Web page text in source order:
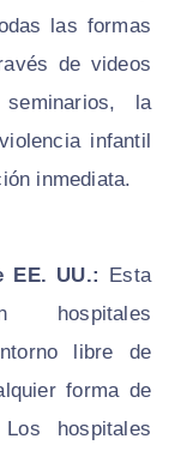
las formas
de videos
la
infantil
inmediata.
EE. UU.: Esta
hospitales
libre de
forma de
hospitales